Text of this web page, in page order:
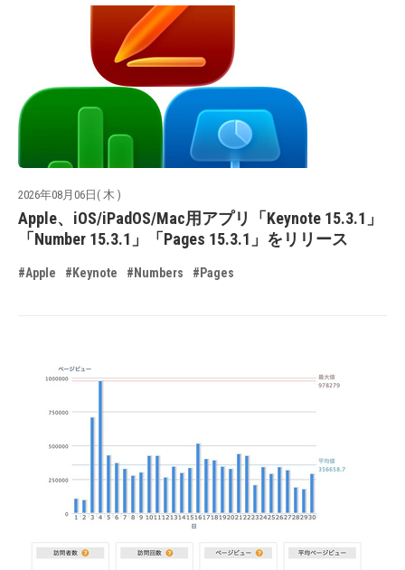
2026年08月06日( 木 )
Apple、iOS/iPadOS/Mac用アプリ「Keynote 15.3.1」
「Number 15.3.1」「Pages 15.3.1」をリリース
#Apple #Keynote #Numbers #Pages